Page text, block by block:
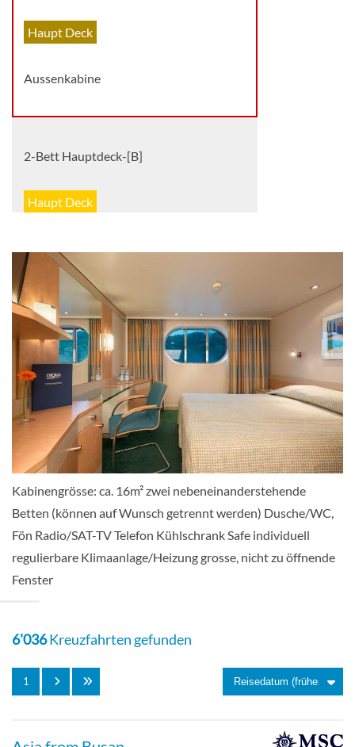
Haupt Deck
Aussenkabine
2-Bett Hauptdeck-[B]
Haupt Deck
2-Bett Mitteldeck hinten, franz. Balkon-
[C]
Mittel Deck
Balkonkabine
2-Bett Mitteldeck vorn, franz. Balkon-
[D]
Mittel Deck
Balkonkabine
Kabinengrösse: ca. 16m² zwei nebeneinanderstehende
Betten (können auf Wunsch getrennt werden) Dusche/WC,
Fön Radio/SAT-TV Telefon Kühlschrank Safe individuell
regulierbare Klimaanlage/Heizung grosse, nicht zu öffnende
Fenster
6'036Kreuzfahrten gefunden
1